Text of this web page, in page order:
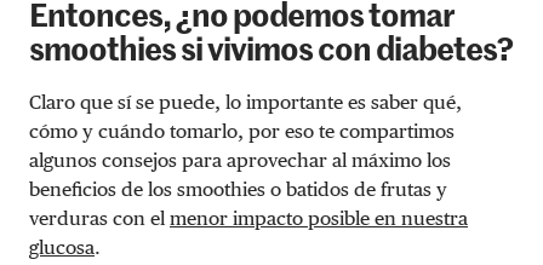
Entonces, ¿no podemos tomar
smoothies si vivimos con diabetes?
Claro que sí se puede, lo importante es saber qué,
cómo y cuándo tomarlo, por eso te compartimos
algunos consejos para aprovechar al máximo los
beneficios de los smoothies o batidos de frutas y
verduras con el menor impacto posible en nuestra
glucosa.